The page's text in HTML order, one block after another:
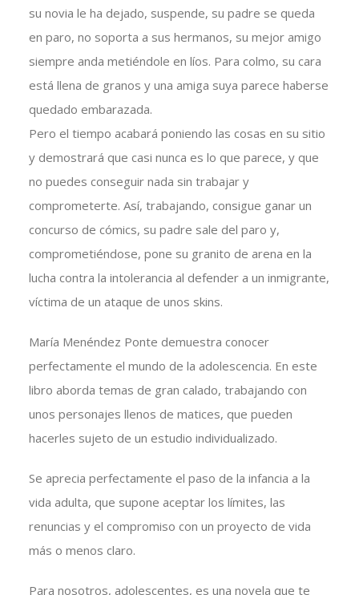
su novia le ha dejado, suspende, su padre se queda
en paro, no soporta a sus hermanos, su mejor amigo
siempre anda metiéndole en líos. Para colmo, su cara
está llena de granos y una amiga suya parece haberse
quedado embarazada.
Pero el tiempo acabará poniendo las cosas en su sitio
y demostrará que casi nunca es lo que parece, y que
no puedes conseguir nada sin trabajar y
comprometerte. Así, trabajando, consigue ganar un
concurso de cómics, su padre sale del paro y,
comprometiéndose, pone su granito de arena en la
lucha contra la intolerancia al defender a un inmigrante,
víctima de un ataque de unos skins.
María Menéndez Ponte demuestra conocer
perfectamente el mundo de la adolescencia. En este
libro aborda temas de gran calado, trabajando con
unos personajes llenos de matices, que pueden
hacerles sujeto de un estudio individualizado.
Se aprecia perfectamente el paso de la infancia a la
vida adulta, que supone aceptar los límites, las
renuncias y el compromiso con un proyecto de vida
más o menos claro.
Para nosotros, adolescentes, es una novela que te